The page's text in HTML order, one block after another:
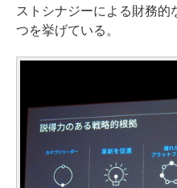
ストシナジーによる財務
つを挙げている。